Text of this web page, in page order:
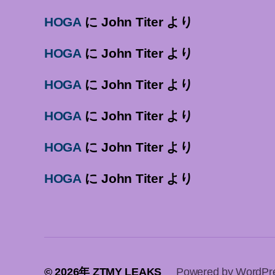
HOGAにJohn Titerより
HOGAにJohn Titerより
HOGAにJohn Titerより
HOGAにJohn Titerより
HOGAにJohn Titerより
HOGAにJohn Titerより
© 2026年 ZTMY LEAKS Powered by